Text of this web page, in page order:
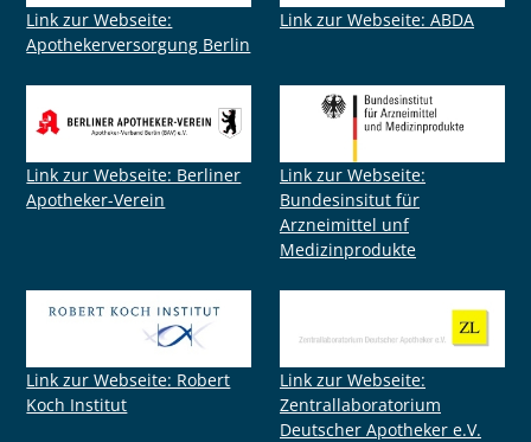
Link zur Webseite:
Apothekerversorgung Berlin
Link zur Webseite: ABDA
Link zur Webseite: Berliner
Apotheker-Verein
Link zur Webseite:
Bundesinsitut für
Arzneimittel unf
Medizinprodukte
Link zur Webseite: Robert
Koch Institut
Link zur Webseite:
Zentrallaboratorium
Deutscher Apotheker e.V.